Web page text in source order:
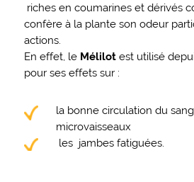
riches en coumarines et dérivés
confère à la plante son odeur
actions.
En effet, le Mélilotest utilisé
pour ses effets sur :
la bonne circulation du
microvaisseaux
les jambes fatiguées.